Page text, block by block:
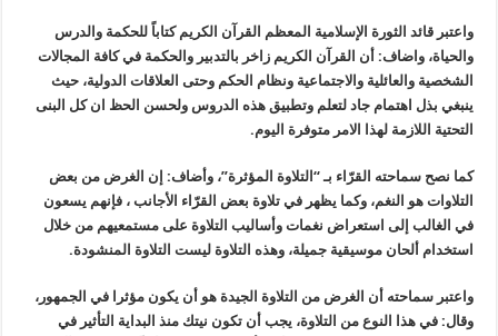
واعتبر قائد الثورة الإسلامية المعظم القرآن الكريم كتاباً للحكمة والدرس
والحياة، واضاف: أن القرآن الكريم زاخر بالتدبير والحكمة في كافة المجالات
الشخصية والعائلية والاجتماعية ونظام الحكم وحتى العلاقات الدولية، حيث
ينبغي بذل اهتمام جاد لتعلم وتطبيق هذه الدروس ولحسن الحظ ان كل البنى
التحتية اللازمة لهذا الامر متوفرة اليوم.
كما نصح سماحته القرّاء بـ “التلاوة المؤثرة”، وأضاف: إن الغرض من بعض
التلاوات هو النغم، وكما يظهر في تلاوة بعض القرّاء الأجانب ، فإنهم يسعون
في الغالب إلى استعراض نغمات وأساليب التلاوة على مستمعيهم من خلال
استخدام ألحان موسيقية جميلة، وهذه التلاوة ليست التلاوة المنشودة.
واعتبر سماحته أن الغرض من التلاوة الجيدة هو أن يكون مؤثرا في الجمهور،
وقال: في هذا النوع من التلاوة، يجب أن تكون نيتك منذ البداية التأثير في